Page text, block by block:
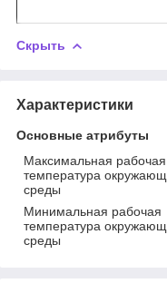
Скрыть
Характеристики
Основные атрибуты
Максимальная рабочая
температура
среды
Минимальная рабочая
температура
среды